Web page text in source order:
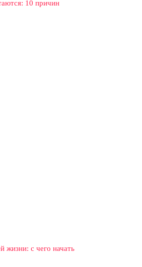
10 причин
жизни: с чего начать